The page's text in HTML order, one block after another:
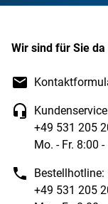
Wir sind für Sie da
+49 531 205
Mo. - Fr. 8:00
Bestellhotline:
+49 531 205